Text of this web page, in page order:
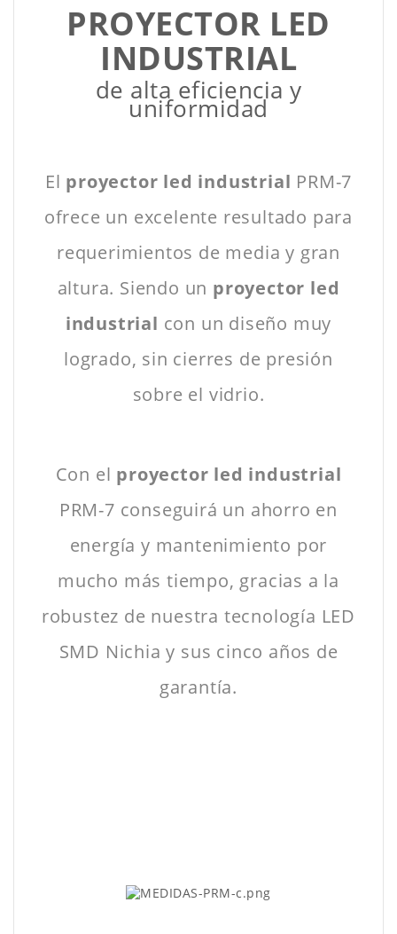
PROYECTOR LED
INDUSTRIAL
de alta eficiencia y
uniformidad
El proyector led industrial PRM-7
ofrece un excelente resultado para
requerimientos de media y gran
altura. Siendo un proyector led
industrial con un diseño muy
logrado, sin cierres de presión
sobre el vidrio.
Con el proyector led industrial
PRM-7 conseguirá un ahorro en
energía y mantenimiento por
mucho más tiempo, gracias a la
robustez de nuestra tecnología LED
SMD Nichia y sus cinco años de
garantía.